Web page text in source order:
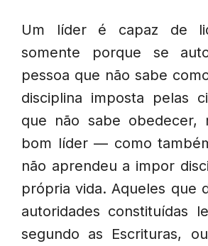
Um líder é capaz de
somente porque se
pessoa que não sabe
disciplina imposta pelas
que não sabe obedecer,
bom líder — como
não aprendeu a impor
própria vida. Aqueles que
autoridades constituídas
segundo as Escrituras,